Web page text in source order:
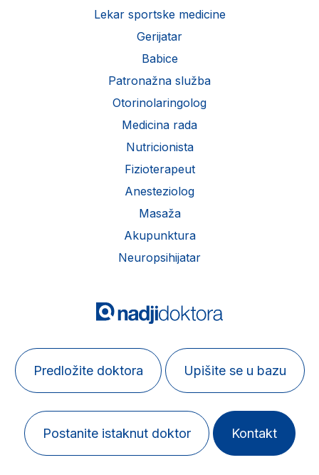
Lekar sportske medicine
Gerijatar
Babice
Patronažna služba
Otorinolaringolog
Medicina rada
Nutricionista
Fizioterapeut
Anesteziolog
Masaža
Akupunktura
Neuropsihijatar
Predložite doktora Upišite se u bazu
Postanite istaknut doktor Kontakt